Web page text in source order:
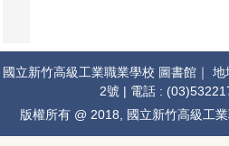
國立新竹高級工業職業學校 圖書館｜
2號 | 電話 :
版權所有 @ 2018, 國立新竹高級工